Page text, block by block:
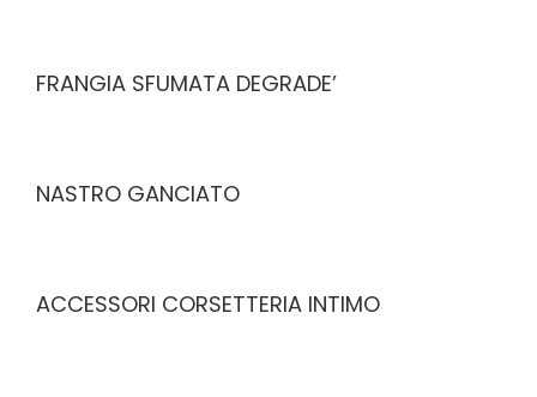
FRANGIA SFUMATA DEGRADE’
NASTRO GANCIATO
ACCESSORI CORSETTERIA INTIMO